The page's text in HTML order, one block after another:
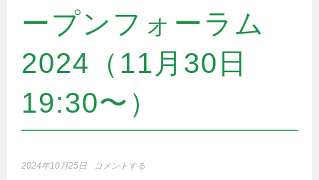
ープンフォーラム
2024（11月30日
19:30〜）
2024年10月25日 コメントする